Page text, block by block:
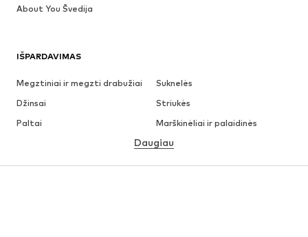
IŠPARDAVIMAS
Megztiniai ir megzti drabužiai
Suknelės
Džinsai
Striukės
Paltai
Marškinėliai ir palaidinės
Apatiniai
Daugiau
About You Švedija